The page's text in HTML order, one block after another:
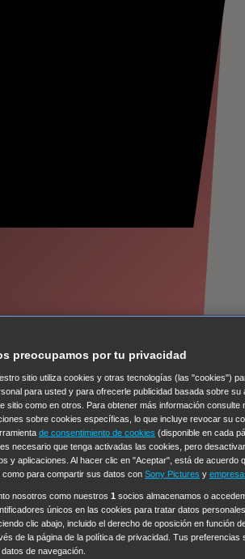
el concurso
pocos días!
en AXN
preocupamos por tu privacidad
sitio utiliza cookies y otras tecnologías (las "cookies")
para usted y para ofrecerle publicidad basada sobre
sitio como en otros. Para obtener más información consulte
sobre cookies específicas, lo que incluye revocar su
de consentimiento de cookies (disponible en cada
necesario que tenga activadas las cookies, pero
y aplicaciones. Al hacer clic en "Aceptar", está de acuerdo
como para compartir sus datos con Sony Pictures y
nosotros como nuestros 1 socios almacenamos o
únicos en las cookies para tratar datos
clic abajo, incluido el derecho de oposición en función
de la página de la política de privacidad. Tus
de navegación.